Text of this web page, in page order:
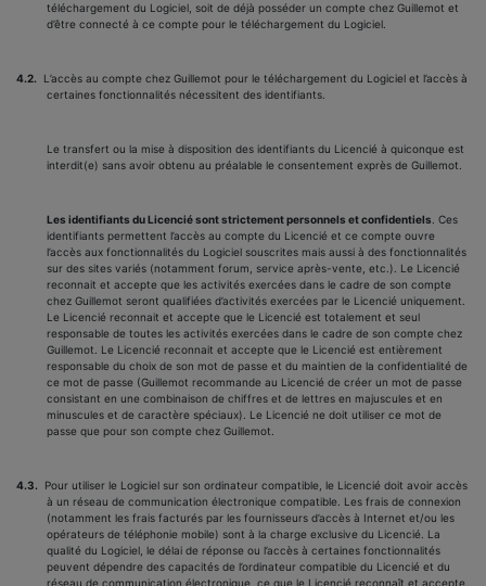
téléchargement du Logiciel, soit de déjà posséder un compte chez Guillemot et
d’être connecté à ce compte pour le téléchargement du Logiciel.
4.2.
L’accès au compte chez Guillemot pour le téléchargement du Logiciel et l’accès à
certaines fonctionnalités nécessitent des identifiants.
Le transfert ou la mise à disposition des identifiants du Licencié à quiconque est
interdit(e) sans avoir obtenu au préalable le consentement exprès de Guillemot.
Les identifiants du Licencié sont strictement personnels et confidentiels . Ces
identifiants permettent l’accès au compte du Licencié et ce compte ouvre
l’accès aux fonctionnalités du Logiciel souscrites mais aussi à des fonctionnalités
sur des sites variés (notamment forum, service après-vente, etc.). Le Licencié
reconnait et accepte que les activités exercées dans le cadre de son compte
chez Guillemot seront qualifiées d’activités exercées par le Licencié uniquement.
Le Licencié reconnait et accepte que le Licencié est totalement et seul
responsable de toutes les activités exercées dans le cadre de son compte chez
Guillemot. Le Licencié reconnait et accepte que le Licencié est entièrement
responsable du choix de son mot de passe et du maintien de la confidentialité de
ce mot de passe (Guillemot recommande au Licencié de créer un mot de passe
consistant en une combinaison de chiffres et de lettres en majuscules et en
minuscules et de caractère spéciaux). Le Licencié ne doit utiliser ce mot de
passe que pour son compte chez Guillemot.
4.3.
Pour utiliser le Logiciel sur son ordinateur compatible, le Licencié doit avoir accès
à un réseau de communication électronique compatible. Les frais de connexion
(notamment les frais facturés par les fournisseurs d’accès à Internet et/ou les
opérateurs de téléphonie mobile) sont à la charge exclusive du Licencié. La
qualité du Logiciel, le délai de réponse ou l’accès à certaines fonctionnalités
peuvent dépendre des capacités de l’ordinateur compatible du Licencié et du
réseau de communication électronique, ce que le Licencié reconnaît et accepte.